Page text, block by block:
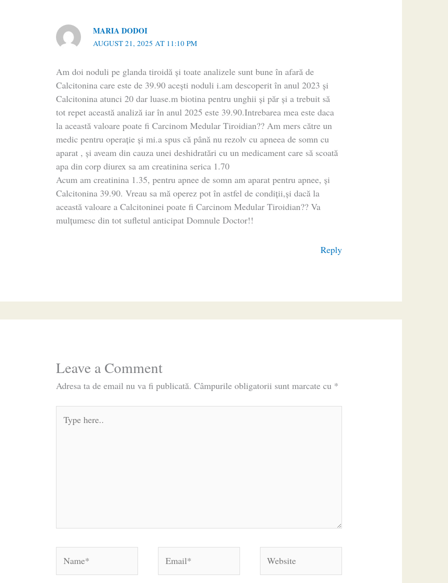
MARIA DODOI
AUGUST 21, 2025 AT 11:10 PM
Am doi noduli pe glanda tiroidă și toate analizele sunt bune în afară de
Calcitonina care este de 39.90 acești noduli i.am descoperit în anul 2023 și
Calcitonina atunci 20 dar luase.m biotina pentru unghii și păr și a trebuit să
tot repet această analiză iar în anul 2025 este 39.90.Intrebarea mea este daca
la această valoare poate fi Carcinom Medular Tiroidian?? Am mers către un
medic pentru operație și mi.a spus că până nu rezolv cu apneea de somn cu
aparat , și aveam din cauza unei deshidratări cu un medicament care să scoată
apa din corp diurex sa am creatinina serica 1.70
Acum am creatinina 1.35, pentru apnee de somn am aparat pentru apnee, și
Calcitonina 39.90. Vreau sa mă operez pot în astfel de condiții,și dacă la
această valoare a Calcitoninei poate fi Carcinom Medular Tiroidian?? Va
mulțumesc din tot sufletul anticipat Domnule Doctor!!
Reply
Leave a Comment
Adresa ta de email nu va fi publicată. Câmpurile obligatorii sunt marcate cu *
here..